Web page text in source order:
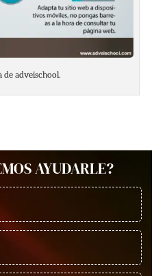
de adveischool.
AYUDARLE?